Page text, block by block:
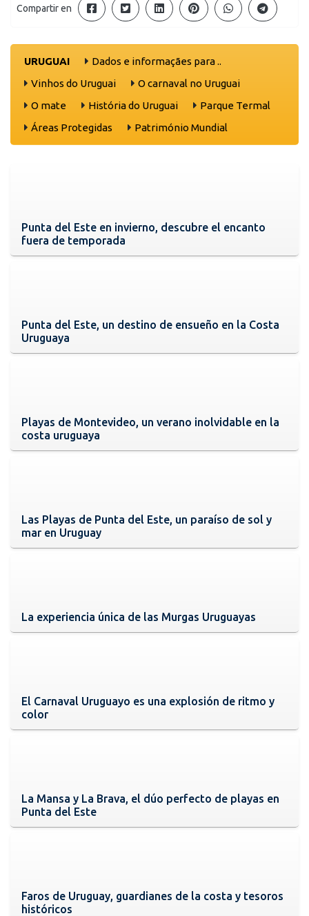
Compartir en
URUGUAI
Dados e informaçães para ..
Vinhos do Uruguai
O carnaval no Uruguai
O mate
História do Uruguai
Parque Termal
Áreas Protegidas
Património Mundial
Punta del Este en invierno, descubre el encanto
fuera de temporada
Punta del Este, un destino de ensueño en la Costa
Uruguaya
Playas de Montevideo, un verano inolvidable en la
costa uruguaya
Las Playas de Punta del Este, un paraíso de sol y
mar en Uruguay
La experiencia única de las Murgas Uruguayas
El Carnaval Uruguayo es una explosión de ritmo y
color
La Mansa y La Brava, el dúo perfecto de playas en
Punta del Este
Faros de Uruguay, guardianes de la costa y tesoros
históricos